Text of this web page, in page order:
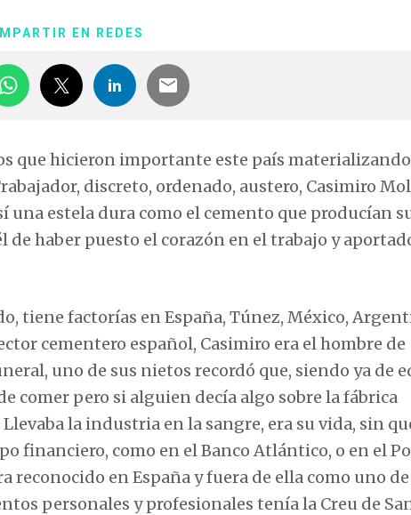
EN REDES
que hicieron importante este país
discreto, ordenado, austero, Casimiro
una estela dura como el cemento que producían
haber puesto el corazón en el trabajo y
tiene factorías en España, Túnez, México,
cementero español, Casimiro era el hombre de
uno de sus nietos recordó que, siendo ya de
comer pero si alguien decía algo sobre la fábrica
la industria en la sangre, era su vida, sin
financiero, como en el Banco Atlántico, o en el
reconocido en España y fuera de ella como uno
personales y profesionales tenía la Creu de